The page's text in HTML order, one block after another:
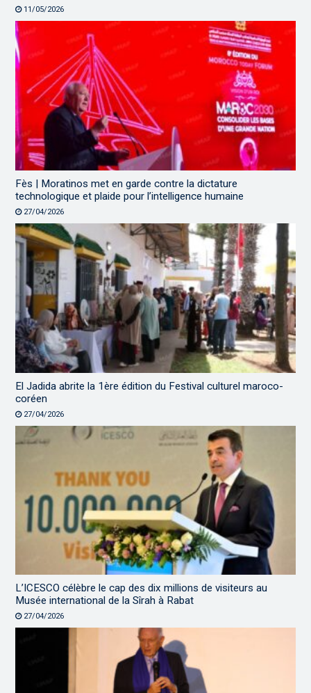
11/05/2026
Fès | Moratinos met en garde contre la dictature
technologique et plaide pour l’intelligence humaine
27/04/2026
El Jadida abrite la 1ère édition du Festival culturel maroco-
coréen
27/04/2026
L’ICESCO célèbre le cap des dix millions de visiteurs au
Musée international de la Sîrah à Rabat
27/04/2026